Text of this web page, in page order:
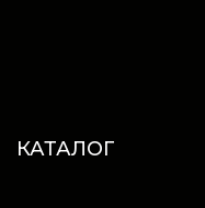
КАТАЛОГ